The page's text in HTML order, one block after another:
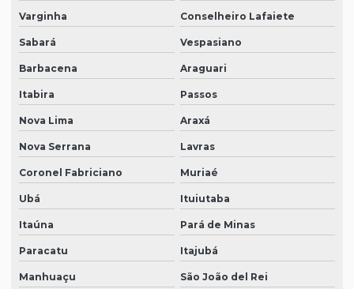
Varginha Conselheiro Lafaiete
Sabará Vespasiano
Barbacena Araguari
Itabira Passos
Nova Lima Araxá
Nova Serrana Lavras
Coronel Fabriciano Muriaé
Ubá Ituiutaba
Itaúna Pará de Minas
Paracatu Itajubá
Manhuaçu São João del Rei